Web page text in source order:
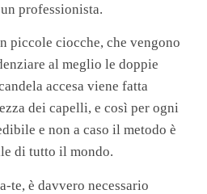
professionista.
piccole ciocche, che vengono
al meglio le doppie
accesa viene fatta
dei capelli, e così per ogni
e non a caso il metodo è
di tutto il mondo.
te, è davvero necessario